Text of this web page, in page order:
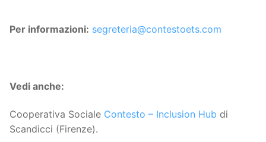
Per informazioni: segreteria@contestoets.com
Vedi anche:
Cooperativa Sociale Contesto – Inclusion Hub di
Scandicci (Firenze).